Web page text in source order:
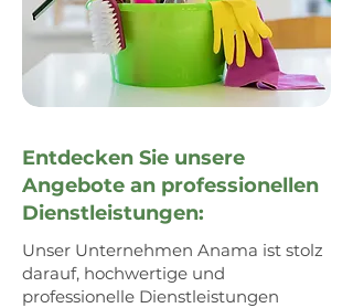
Entdecken Sie unsere
Angebote an professionellen
Dienstleistungen:
Unser Unternehmen Anama ist stolz
darauf, hochwertige und
professionelle Dienstleistungen